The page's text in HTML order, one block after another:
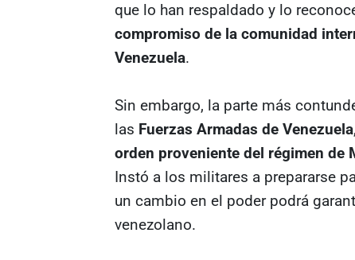
que lo han respaldado y lo
compromiso de la comunidad
Venezuela.
Sin embargo, la parte más
las Fuerzas Armadas de Venezuela
orden proveniente del régimen de
Instó a los militares a prepararse
un cambio en el poder podrá
venezolano.